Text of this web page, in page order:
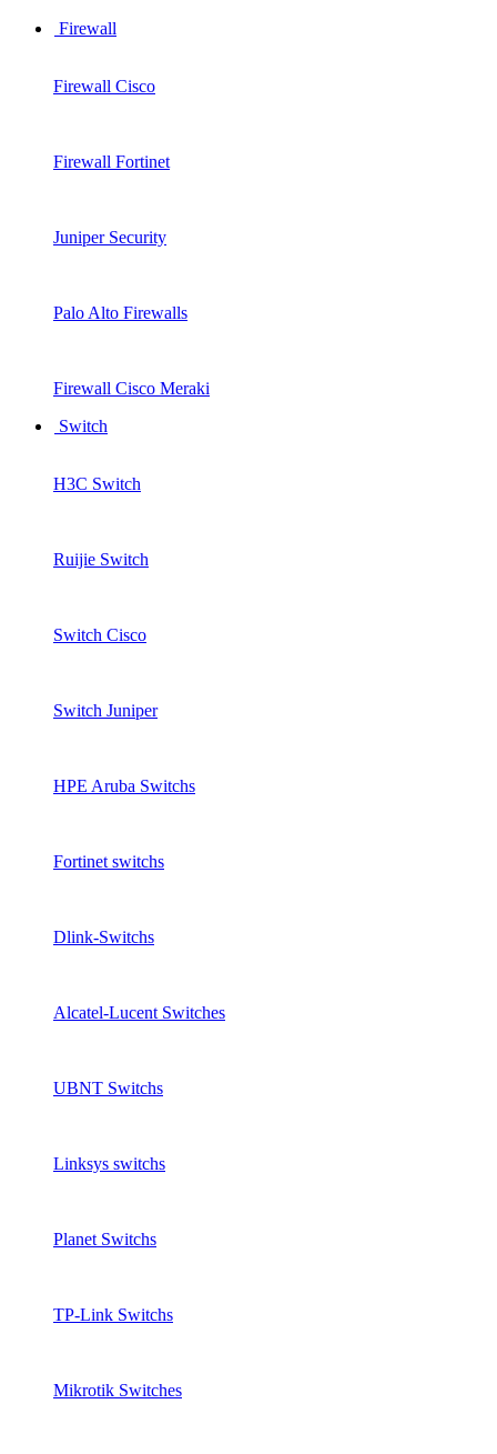
Firewall
Firewall Cisco
Firewall Fortinet
Juniper Security
Palo Alto Firewalls
Firewall Cisco Meraki
Switch
H3C Switch
Ruijie Switch
Switch Cisco
Switch Juniper
HPE Aruba Switchs
Fortinet switchs
Dlink-Switchs
Alcatel-Lucent Switches
UBNT Switchs
Linksys switchs
Planet Switchs
TP-Link Switchs
Mikrotik Switches